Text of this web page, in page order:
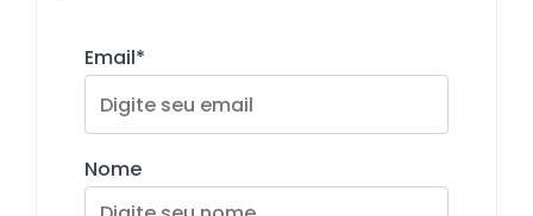
Email*
Nome